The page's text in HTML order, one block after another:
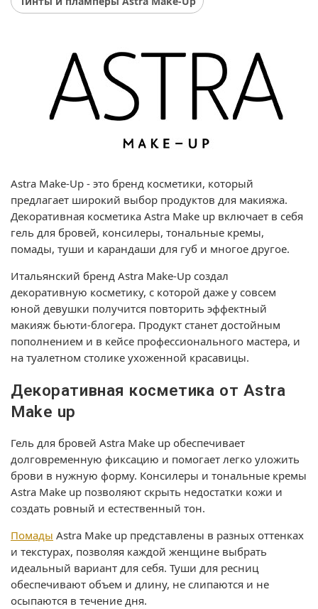
Astra Make-Up - это бренд косметики, который
предлагает широкий выбор продуктов для макияжа.
Декоративная косметика Astra Make up включает в себя
гель для бровей, консилеры, тональные кремы,
помады, туши и карандаши для губ и многое другое.
Итальянский бренд Astra Make-Up создал
декоративную косметику, с которой даже у совсем
юной девушки получится повторить эффектный
макияж бьюти-блогера. Продукт станет достойным
пополнением и в кейсе профессионального мастера, и
на туалетном столике ухоженной красавицы.
Декоративная косметика от Astra
Make up
Гель для бровей Astra Make up обеспечивает
долговременную фиксацию и помогает легко уложить
брови в нужную форму. Консилеры и тональные кремы
Astra Make up позволяют скрыть недостатки кожи и
создать ровный и естественный тон.
Помады Astra Make up представлены в разных оттенках
и текстурах, позволяя каждой женщине выбрать
идеальный вариант для себя. Туши для ресниц
обеспечивают объем и длину, не слипаются и не
осыпаются в течение дня.